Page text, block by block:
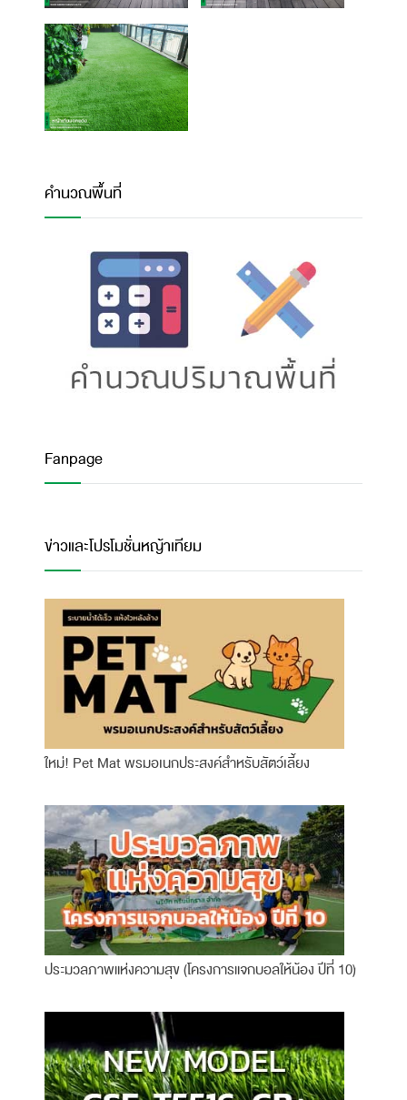
คำนวณพื้นที่
Fanpage
ข่าวและโปรโมชั่นหญ้าเทียม
ใหม่! Pet Mat พรมอเนกประสงค์สำหรับสัตว์เลี้ยง
ประมวลภาพแห่งความสุข (โครงการแจกบอลให้น้อง ปีที่ 10)